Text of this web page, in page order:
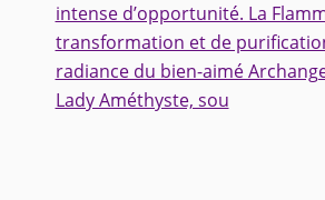
intense d’opportunité. La
transformation et de
radiance du bien-aimé
Lady Améthyste, sou